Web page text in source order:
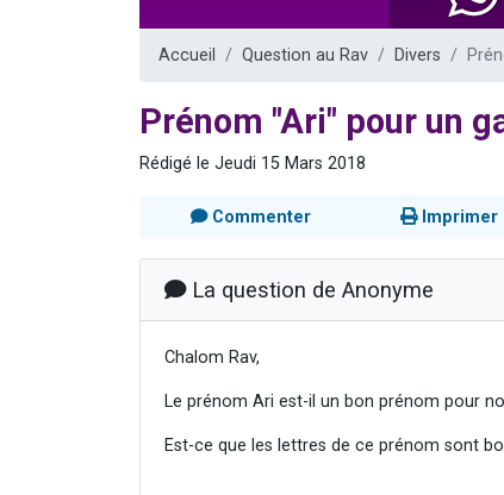
Accueil Question au Rav Divers
Prénom "Ari" pour un
Rédigé le Jeudi 15 Mars 2018
Commenter Imprimer
La question de Anonyme
Chalom Rav,
Le prénom Ari est-il un bon prénom pour
Est-ce que les lettres de ce prénom sont